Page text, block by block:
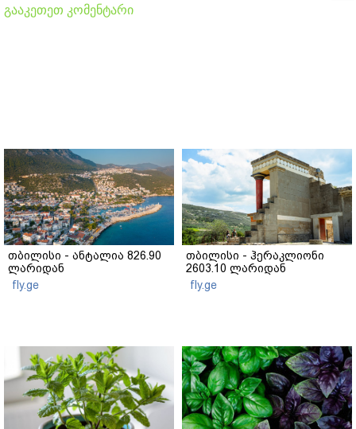
გააკეთეთ კომენტარი
თბილისი - ანტალია 826.90
ლარიდან
fly.ge
თბილისი - ჰერაკლიონი
2603.10 ლარიდან
fly.ge